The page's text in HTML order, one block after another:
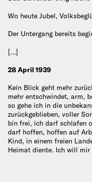
Wo heute Jubel,
Der Untergang bereits
[…]
28 April 1939
Kein Blick geht mehr
mehr entschwindet, arm,
so gehe ich in die
zurückgeblieben, voller
bin frei, ich darf schlafen
darf hoffen, hoffen auf
Kind, in einem freien
Heimat diente. Ich will mir